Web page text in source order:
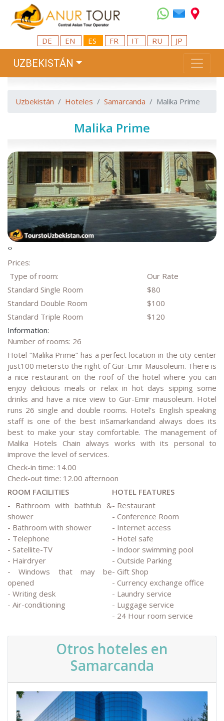
DE EN ES FR IT RU JP
UZBEKISTÁN
Uzbekistán Hoteles Samarcanda Malika Prime
Malika Prime
‹›
Prices:
Type of room:
Our Rate
Standard Single Room
$80
Standard Double Room
$100
Standard Triple Room
$120
Information:
Number of rooms: 26
Hotel “Malika Prime” has a perfect location in the city center
just100 metersto the right of Gur-Emir Mausoleum. There is
a nice restaurant on the roof of the hotel where you can
enjoy delicious meals or relax in hot days sipping some
drinks and have a nice view to Gur-Emir mausoleum. Hotel
runs 26 single and double rooms. Hotel’s English speaking
staff is one of the best inSamarkandand always does its
best to make your stay comfortable. The management of
Malika Hotels Chain always works with its personal to
improve the level of services.
Check-in time: 14.00
Check-out time: 12.00 afternoon
ROOM FACILITIES
HOTEL FEATURES
- Bathroom with bathtub &
shower
- Bathroom with shower
- Telephone
- Satellite-TV
- Hairdryer
- Windows that may be
opened
- Writing desk
- Air-conditioning
- Restaurant
- Conference Room
- Internet access
- Hotel safe
- Indoor swimming pool
- Outside Parking
- Gift Shop
- Currency exchange office
- Laundry service
- Luggage service
- 24 Hour room service
Otros hoteles en
Samarcanda